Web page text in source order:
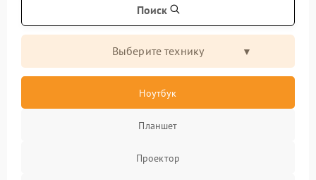
Поиск
Выберите технику
Ноутбук
Планшет
Проектор